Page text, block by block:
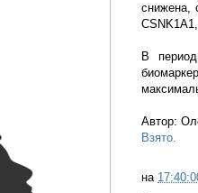
снижена,
В
Автор:
Взято.
на